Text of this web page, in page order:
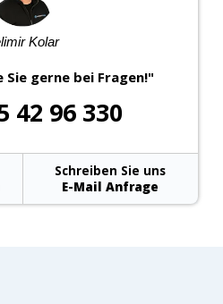
Kolar
gerne bei Fragen!"
42 96 330
Schreiben Sie uns
E-Mail Anfrage